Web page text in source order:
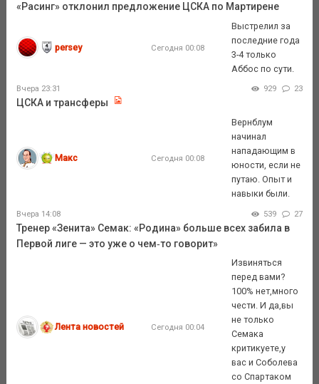
«Расинг» отклонил предложение ЦСКА по Мартирене
persey Сегодня 00:08
Выстрелил за
последние года
3-4 только
Аббос по сути.
Вчера 23:31 929 23
ЦСКА и трансферы
Макс Сегодня 00:08
Вернблум
начинал
нападающим в
юности, если не
путаю. Опыт и
навыки были.
Вчера 14:08 539 27
Тренер «Зенита» Семак: «Родина» больше всех забила в
Первой лиге — это уже о чем‑то говорит»
Лента новостей Сегодня 00:04
Извиняться
перед вами?
100% нет,много
чести. И да,вы
не только
Семака
критикуете,у
вас и Соболева
со Спартаком